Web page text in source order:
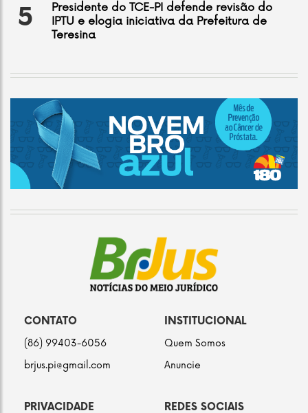
5
Presidente do TCE-PI defende revisão do
IPTU e elogia iniciativa da Prefeitura de
Teresina
CONTATO
(86) 99403-6056
brjus.pi@gmail.com
INSTITUCIONAL
Quem Somos
Anuncie
PRIVACIDADE REDES SOCIAIS